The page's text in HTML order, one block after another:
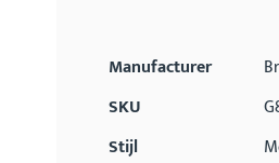
Meer
Manufacturer
SKU
Stijl